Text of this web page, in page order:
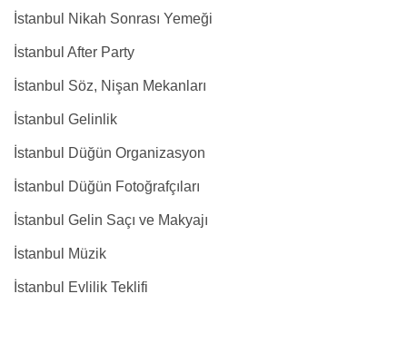
İstanbul Nikah Sonrası Yemeği
İstanbul After Party
İstanbul Söz, Nişan Mekanları
İstanbul Gelinlik
İstanbul Düğün Organizasyon
İstanbul Düğün Fotoğrafçıları
İstanbul Gelin Saçı ve Makyajı
İstanbul Müzik
İstanbul Evlilik Teklifi